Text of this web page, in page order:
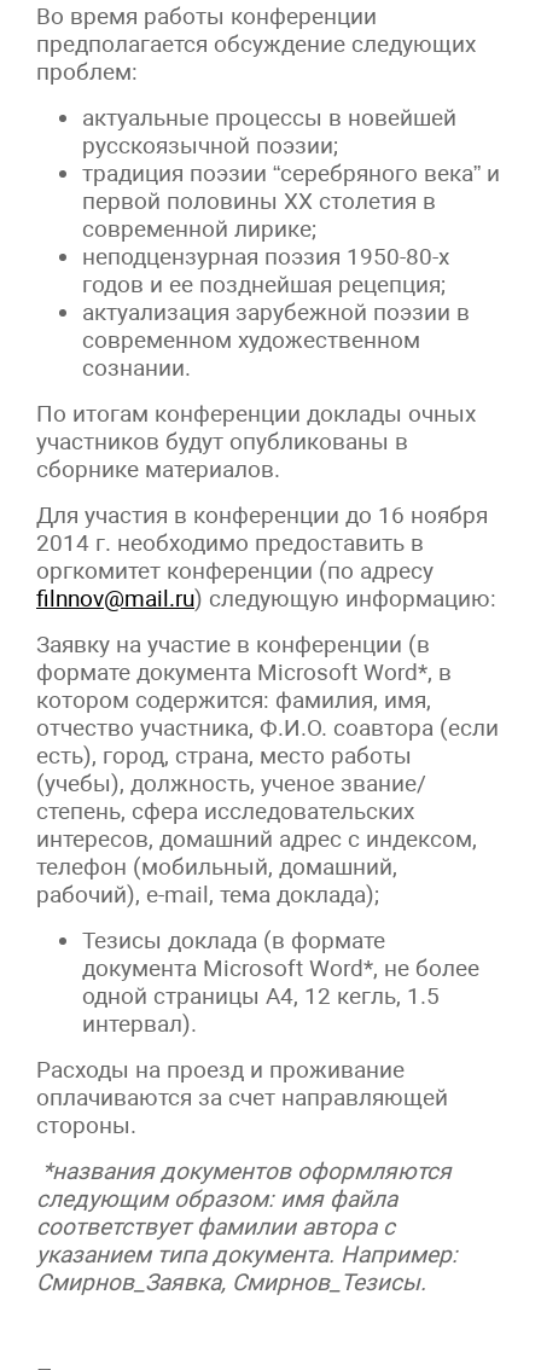
Во время работы конференции
предполагается обсуждение следующих
проблем:
актуальные процессы в новейшей
русскоязычной поэзии;
традиция поэзии “серебряного века” и
первой половины XX столетия в
современной лирике;
неподцензурная поэзия 1950-80-х
годов и ее позднейшая рецепция;
актуализация зарубежной поэзии в
современном художественном
сознании.
По итогам конференции доклады очных
участников будут опубликованы в
сборнике материалов.
Для участия в конференции до 16 ноября
2014 г. необходимо предоставить в
оргкомитет конференции (по адресу
filnnov@mail.ru) следующую информацию:
Заявку на участие в конференции (в
формате документа Microsoft Word*, в
котором содержится: фамилия, имя,
отчество участника, Ф.И.О. соавтора (если
есть), город, страна, место работы
(учебы), должность, ученое звание/
степень, сфера исследовательских
интересов, домашний адрес с индексом,
телефон (мобильный, домашний,
рабочий), e-mail, тема доклада);
Тезисы доклада (в формате
документа Microsoft Word*, не более
одной страницы A4, 12 кегль, 1.5
интервал).
Расходы на проезд и проживание
оплачиваются за счет направляющей
стороны.
*названия документов оформляются
следующим образом: имя файла
соответствует фамилии автора с
указанием типа документа. Например:
Смирнов_Заявка, Смирнов_Тезисы.